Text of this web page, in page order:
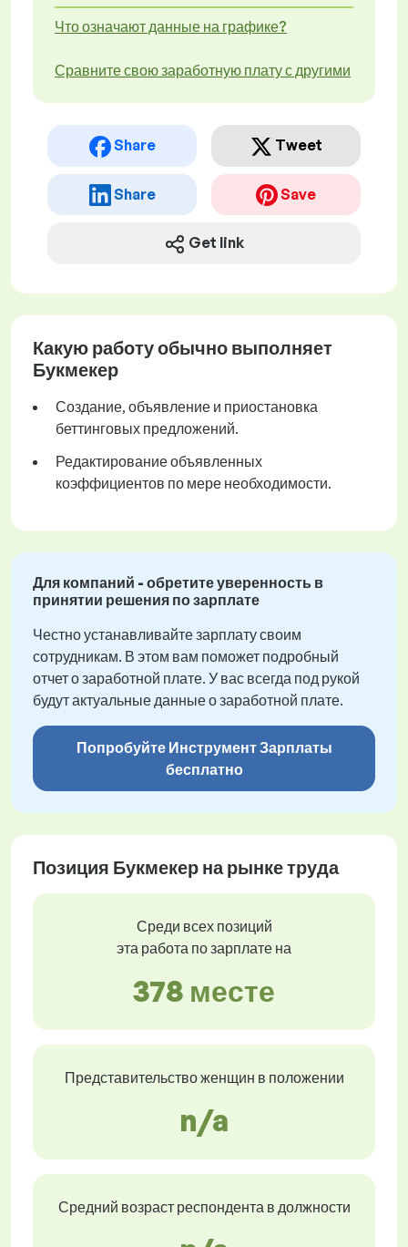
Что означают данные на графике?
Сравните свою заработную плату с другими
Share Tweet
Share Save
Get link
Какую работу обычно выполняет
Букмекер
Создание, объявление и приостановка
беттинговых предложений.
Редактирование объявленных
коэффициентов по мере необходимости.
Для компаний - обретите уверенность в
принятии решения по зарплате
Честно устанавливайте зарплату своим
сотрудникам. В этом вам поможет подробный
отчет о заработной плате. У вас всегда под рукой
будут актуальные данные о заработной плате.
Попробуйте Инструмент Зарплаты
бесплатно
Позиция Букмекер на рынке труда
Среди всех позиций
эта работа по зарплате на
378 месте
Представительство женщин в положении
n/a
Средний возраст респондента в должности